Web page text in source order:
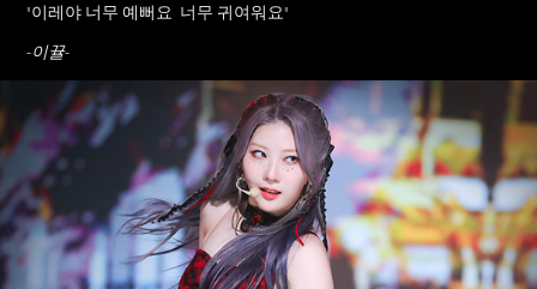
"이레야 너무 예뻐요 너무 귀여워요"
-이뀰-